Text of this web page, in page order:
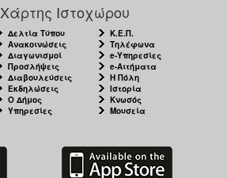
Χάρτης Ιστοχώρου
Δελτία Τύπου
Ανακοινώσεις
Διαγωνισμοί
Προσλήψεις
Διαβουλεύσεις
Εκδηλώσεις
Ο Δήμος
Υπηρεσίες
Κ.Ε.Π.
Τηλέφωνα
e-Υπηρεσίες
e-Αιτήματα
Η Πόλη
Ιστορία
Κνωσός
Μουσεία